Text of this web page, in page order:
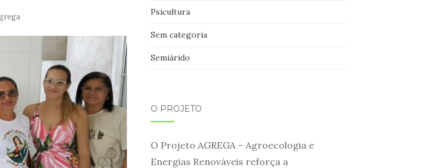
Psicultura
Sem categoria
Semiárido
O PROJETO
O Projeto AGREGA – Agroecologia e
Energias Renováveis reforça a